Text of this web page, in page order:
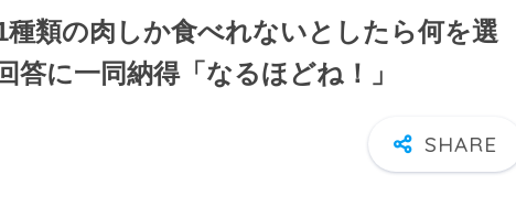
種類の肉しか食べれないとしたら何を選
に一同納得「なるほどね！」